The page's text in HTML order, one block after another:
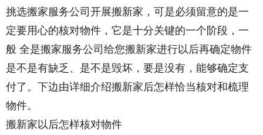
挑选搬家服务公司开展搬新家，可是必须留意的是一
定要用心的核对物件，它是十分关键的一个阶段，一
般 全是搬家服务公司给您搬新家进行以后再确定物件
是不是有缺乏、是不是毁坏，要是没有，能够确定支
付了。下边由详细介绍搬新家后怎样恰当核对和梳理
物件。
搬新家以后怎样核对物件